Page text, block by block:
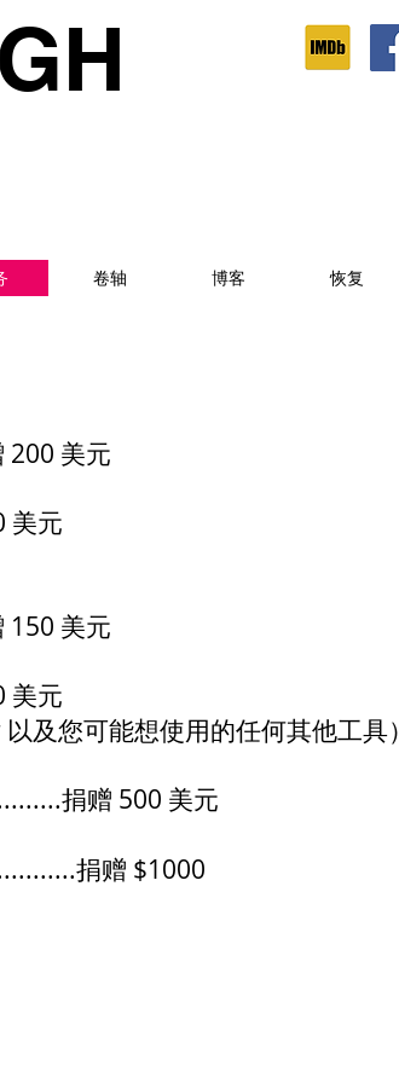
卷轴 博客 恢复
200 美元
美元
150 美元
美元
及您可能想使用的任何其他工具）
捐赠 500 美元
捐赠 $1000